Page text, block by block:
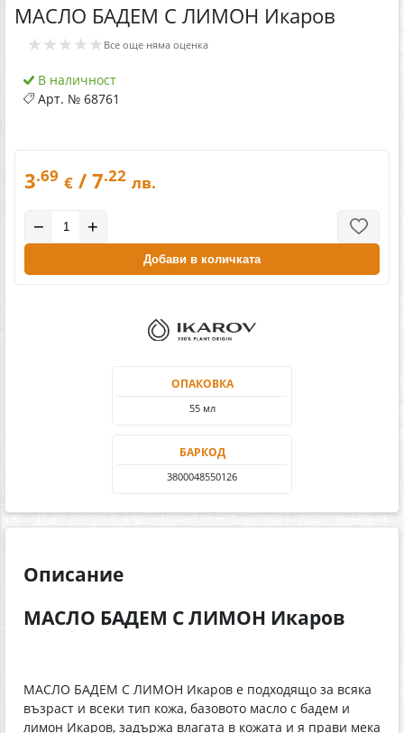
МАСЛО БАДЕМ С ЛИМОН Икаров
★★★★★ Все още няма оценка
В наличност
Арт. № 68761
3.69 € / 7.22 лв.
− +
Добави в количката
ОПАКОВКА
55 мл
БАРКОД
3800048550126
Описание
МАСЛО БАДЕМ С ЛИМОН Икаров
МАСЛО БАДЕМ С ЛИМОН Икаров е подходящо за всяка
възраст и всеки тип кожа, базовото масло с бадем и
лимон Икаров, задържа влагата в кожата и я прави мека